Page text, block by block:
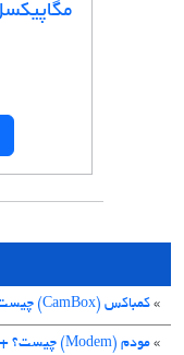
» کمباکس (CamBox) چیست؟
» مودم (Modem) چیست؟ + معرفی انواع مودم